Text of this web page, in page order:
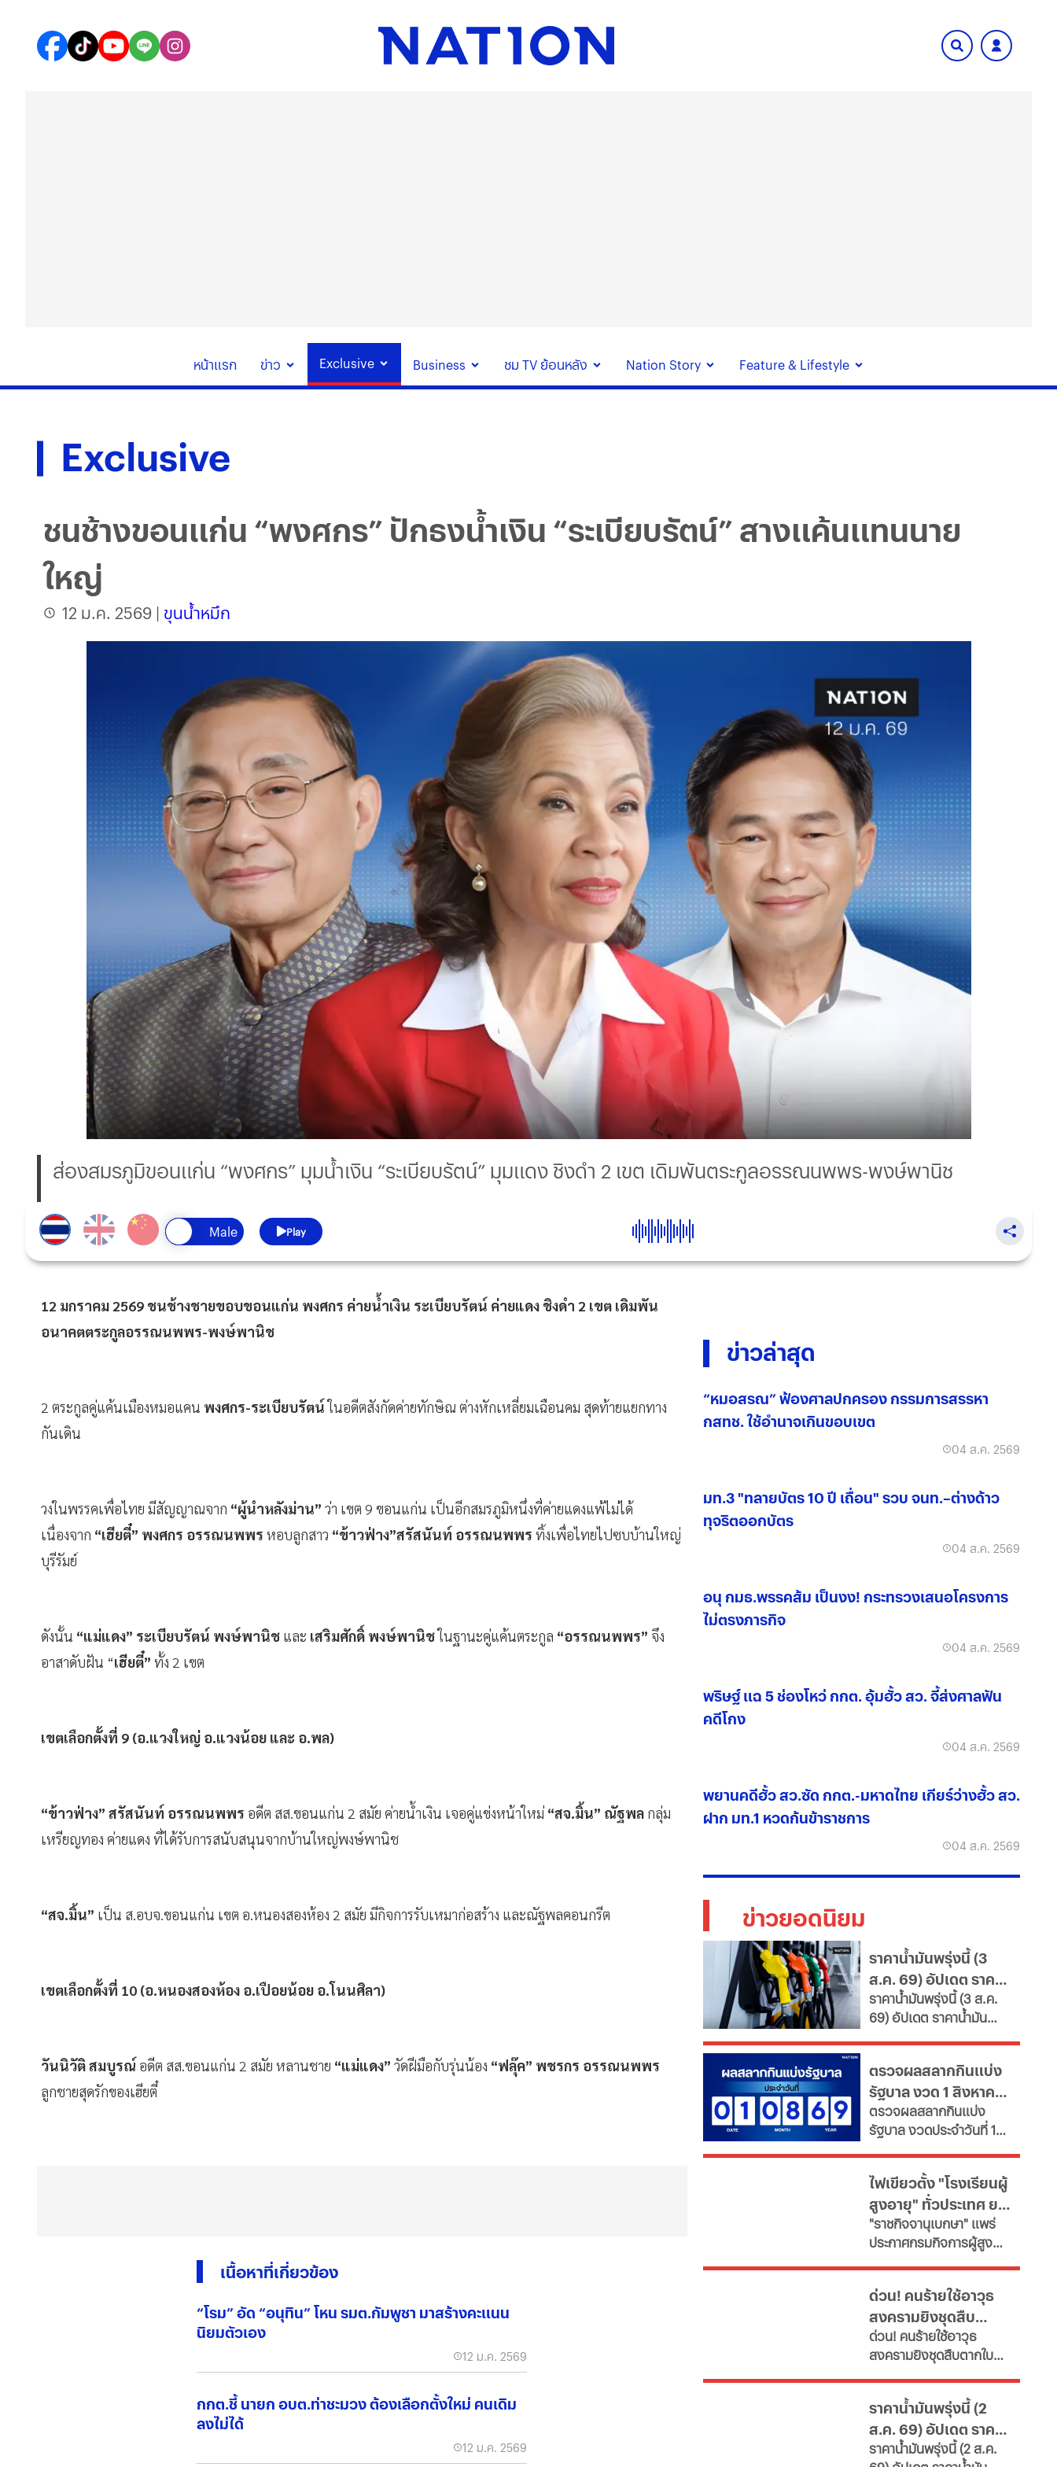
หน้าแรก ข่าว Exclusive Business ชม TV ย้อนหลัง Nation Story Feature & Lifestyle
Exclusive
ชนช้างขอนแก่น “พงศกร” ปักธงน้ำเงิน “ระเบียบรัตน์” สางแค้นแทนนาย
ใหญ่
12 ม.ค. 2569 | ขุนน้ำหมึก
ส่องสมรภูมิขอนแก่น “พงศกร” มุมน้ำเงิน “ระเบียบรัตน์” มุมแดง ชิงดำ 2 เขต เดิมพันตระกูลอรรณนพพร-พงษ์พานิช
Play
12 มกราคม 2569 ชนช้างชายขอบขอนแก่น พงศกร ค่ายน้ำเงิน ระเบียบรัตน์ ค่ายแดง ชิงดำ 2 เขต เดิมพัน
อนาคตตระกูลอรรณนพพร-พงษ์พานิช
2 ตระกูลคู่แค้นเมืองหมอแคน พงศกร-ระเบียบรัตน์ในอดีตสังกัดค่ายทักษิณ ต่างหักเหลี่ยมเฉือนคม สุดท้ายแยกทาง
กันเดิน
วงในพรรคเพื่อไทย มีสัญญาณจาก “ผู้นำหลังม่าน” ว่า เขต 9 ขอนแก่น เป็นอีกสมรภูมิหนึ่งที่ค่ายแดงแพ้ไม่ได้
เนื่องจาก “เฮียตี๋” พงศกร อรรณนพพร หอบลูกสาว “ข้าวฟ่าง”สรัสนันท์ อรรณนพพร ทิ้งเพื่อไทยไปซบบ้านใหญ่
บุรีรัมย์
ดังนั้น “แม่แดง” ระเบียบรัตน์ พงษ์พานิช และ เสริมศักดิ์ พงษ์พานิชในฐานะคู่แค้นตระกูล “อรรณนพพร” จึง
อาสาดับฝัน “เฮียตี๋” ทั้ง 2 เขต
เขตเลือกตั้งที่ 9 (อ.แวงใหญ่ อ.แวงน้อย และ อ.พล)
“ข้าวฟ่าง” สรัสนันท์ อรรณนพพร อดีต สส.ขอนแก่น 2 สมัย ค่ายน้ำเงิน เจอคู่แข่งหน้าใหม่ “สจ.มิ้น” ณัฐพล กลุ่ม
เหรียญทอง ค่ายแดง ที่ได้รับการสนับสนุนจากบ้านใหญ่พงษ์พานิช
“สจ.มิ้น” เป็น ส.อบจ.ขอนแก่น เขต อ.หนองสองห้อง 2 สมัย มีกิจการรับเหมาก่อสร้าง และณัฐพลคอนกรีต
เขตเลือกตั้งที่ 10 (อ.หนองสองห้อง อ.เปือยน้อย อ.โนนศิลา)
วันนิวัติ สมบูรณ์ อดีต สส.ขอนแก่น 2 สมัย หลานชาย “แม่แดง” วัดฝีมือกับรุ่นน้อง “ฟลุ๊ค” พชรกร อรรณนพพร
ลูกชายสุดรักของเฮียตี๋
เนื้อหาที่เกี่ยวข้อง
“โรม” อัด “อนุทิน” โหน รมต.กัมพูชา มาสร้างคะแนน
นิยมตัวเอง
12 ม.ค. 2569
กกต.ชี้ นายก อบต.ท่าชะมวง ต้องเลือกตั้งใหม่ คนเดิม
ลงไม่ได้
12 ม.ค. 2569
ข่าวล่าสุด
“หมอสรณ” ฟ้องศาลปกครอง กรรมการสรรหา
กสทช. ใช้อำนาจเกินขอบเขต
04 ส.ค. 2569
มท.3 "ทลายบัตร 10 ปี เถื่อน" รวบ จนท.–ต่างด้าว
ทุจริตออกบัตร
04 ส.ค. 2569
อนุ กมธ.พรรคส้ม เป็นงง! กระทรวงเสนอโครงการ
ไม่ตรงภารกิจ
04 ส.ค. 2569
พริษฐ์ แฉ 5 ช่องโหว่ กกต. อุ้มฮั้ว สว. จี้ส่งศาลฟัน
คดีโกง
04 ส.ค. 2569
พยานคดีฮั้ว สว.ซัด กกต.-มหาดไทย เกียร์ว่างฮั้ว สว.
ฝาก มท.1 หวดก้นข้าราชการ
04 ส.ค. 2569
ข่าวยอดนิยม
ราคาน้ำมันพรุ่งนี้ (3
ส.ค. 69) อัปเดต ราคา
น้ำมันล่าสุด จากปั๊ม
ใหญ่
ราคาน้ำมันพรุ่งนี้ (3 ส.ค.
69) อัปเดต ราคาน้ำมัน
ดีเซล เบนซิน และ แก๊สโซ
ฮอล์
ตรวจผลสลากกินแบ่ง
รัฐบาล งวด 1 สิงหาคม
2569 อัปเดตล่าสุด
ตรวจผลสลากกินแบ่ง
รัฐบาล งวดประจำวันที่ 1
รายงานผลการออกรางวัล
ลอตเตอรี่สดๆ ร้อนๆ ส่ง
ตรงจากสำนักงานสลากกิน
แบ่งรัฐบาล
ไฟเขียวตั้ง "โรงเรียนผู้
สูงอายุ" ทั่วประเทศ ยก
ระดับคุณภาพชีวิต เช็ก
เงื่อนไข
"ราชกิจจานุเบกษา" แพร่
ประกาศกรมกิจการผู้สูง
เคลื่อนสังคมสูงวัยอย่างมี
คุณค่า หนุนพัฒนา
ศักยภาพ-เรียนรู้ตลอดชีวิต
เผยช่องทางยื่นคำขอทั้ง
กทม.-ต่างจังหวัด พบ
ฝ่าฝืนเกณฑ์เสี่ยงถูกสั่ง
เพิกถอน
ด่วน! คนร้ายใช้อาวุธ
สงครามยิงชุดสืบ
ตากใบ ดับ 2 เจ็บหลาย
ราย ขณะปิดล้อมค้นยา
เสพติดที่สวนปาล์ม
ด่วน! คนร้ายใช้อาวุธ
สงครามยิงชุดสืบตากใบ
ล้อมค้นยาเสพติดที่สวน
ปาล์ม เจ้าหน้าที่สนธิกำลัง
เจ้าหน้าที่ 3 ฝ่าย เร่งล่าตัว
ราคาน้ำมันพรุ่งนี้ (2
ส.ค. 69) อัปเดต ราคา
น้ำมันล่าสุด ปั๊มใหญ่
ราคาน้ำมันพรุ่งนี้ (2 ส.ค.